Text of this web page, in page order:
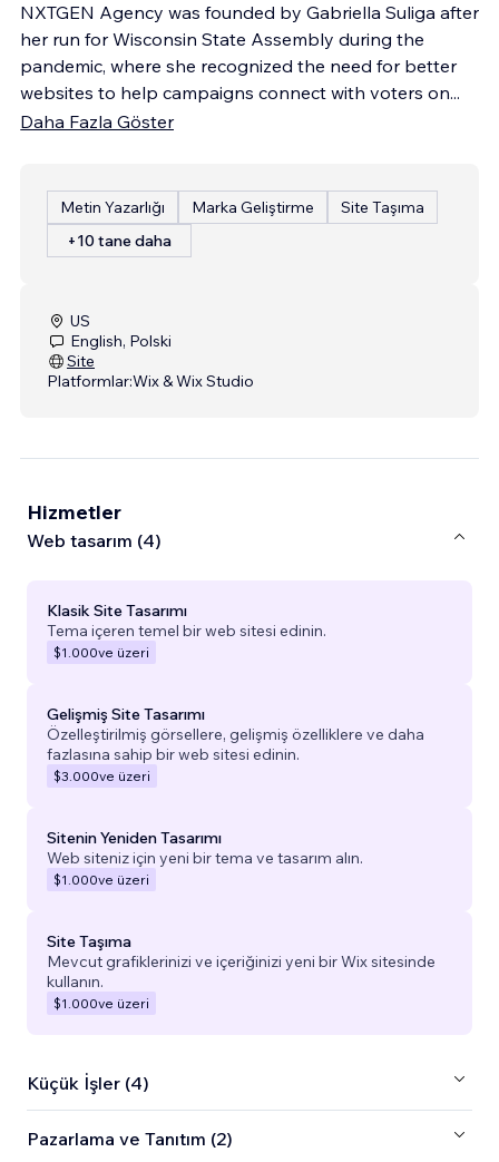
NXTGEN Agency was founded by Gabriella Suliga after
her run for Wisconsin State Assembly during the
pandemic, where she recognized the need for better
websites to help campaigns connect with voters on...
Daha Fazla Göster
Metin Yazarlığı Marka Geliştirme
Site Taşıma
+10 tane daha
US
English, Polski
Site
Platformlar:Wix & Wix Studio
Hizmetler
Web tasarım (4)
Klasik Site Tasarımı
Tema içeren temel bir web sitesi edinin.
$1.000ve üzeri
Gelişmiş Site Tasarımı
Özelleştirilmiş görsellere, gelişmiş özelliklere ve daha
fazlasına sahip bir web sitesi edinin.
$3.000ve üzeri
Sitenin Yeniden Tasarımı
Web siteniz için yeni bir tema ve tasarım alın.
$1.000ve üzeri
Site Taşıma
Mevcut grafiklerinizi ve içeriğinizi yeni bir Wix sitesinde
kullanın.
$1.000ve üzeri
Küçük İşler (4)
Pazarlama ve Tanıtım (2)